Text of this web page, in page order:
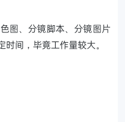
图、分镜脚本、分镜图片
间，毕竟工作量较大。